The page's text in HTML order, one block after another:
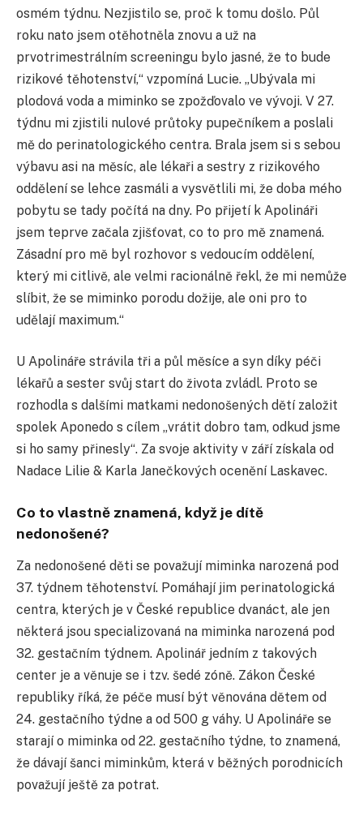
osmém týdnu. Nezjistilo se, proč k tomu došlo. Půl
roku nato jsem otěhotněla znovu a už na
prvotrimestrálním screeningu bylo jasné, že to bude
rizikové těhotenství,“ vzpomíná Lucie. „Ubývala mi
plodová voda a miminko se zpožďovalo ve vývoji. V 27.
týdnu mi zjistili nulové průtoky pupečníkem a poslali
mě do perinatologického centra. Brala jsem si s sebou
výbavu asi na měsíc, ale lékaři a sestry z rizikového
oddělení se lehce zasmáli a vysvětlili mi, že doba mého
pobytu se tady počítá na dny. Po přijetí k Apolináři
jsem teprve začala zjišťovat, co to pro mě znamená.
Zásadní pro mě byl rozhovor s vedoucím oddělení,
který mi citlivě, ale velmi racionálně řekl, že mi nemůže
slíbit, že se miminko porodu dožije, ale oni pro to
udělají maximum.“
U Apolináře strávila tři a půl měsíce a syn díky péči
lékařů a sester svůj start do života zvládl. Proto se
rozhodla s dalšími matkami nedonošených dětí založit
spolek Aponedo s cílem „vrátit dobro tam, odkud jsme
si ho samy přinesly“. Za svoje aktivity v září získala od
Nadace Lilie & Karla Janečkových ocenění Laskavec.
Co to vlastně znamená, když je dítě
nedonošené?
Za nedonošené děti se považují miminka narozená pod
37. týdnem těhotenství. Pomáhají jim perinatologická
centra, kterých je v České republice dvanáct, ale jen
některá jsou specializovaná na miminka narozená pod
32. gestačním týdnem. Apolinář jedním z takových
center je a věnuje se i tzv. šedé zóně. Zákon České
republiky říká, že péče musí být věnována dětem od
24. gestačního týdne a od 500 g váhy. U Apolináře se
starají o miminka od 22. gestačního týdne, to znamená,
že dávají šanci miminkům, která v běžných porodnicích
považují ještě za potrat.